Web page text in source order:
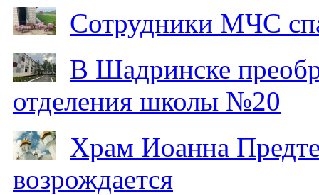
Сотрудники МЧС
В Шадринске
отделения школы №20
Храм Иоанна
возрождается